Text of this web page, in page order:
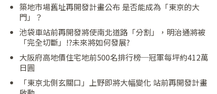
築地市場舊址再開發計畫公布 是否能成為「東京的大
門」？
池袋車站前再開發將使南北道路「分割」，明治通將被
「完全切斷」!?未來將如何發展?
大阪府高地價住宅地前500名排行榜─冠軍每坪約412萬
日圓
「東京北側玄關口」上野即將大幅變化 站前再開發計畫